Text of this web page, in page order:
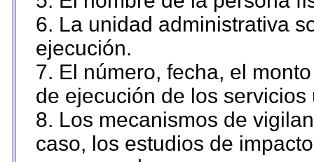
6. La unidad administrativa
ejecución.
7. El número, fecha, el
de ejecución de los servicios
8. Los mecanismos de
caso, los estudios de